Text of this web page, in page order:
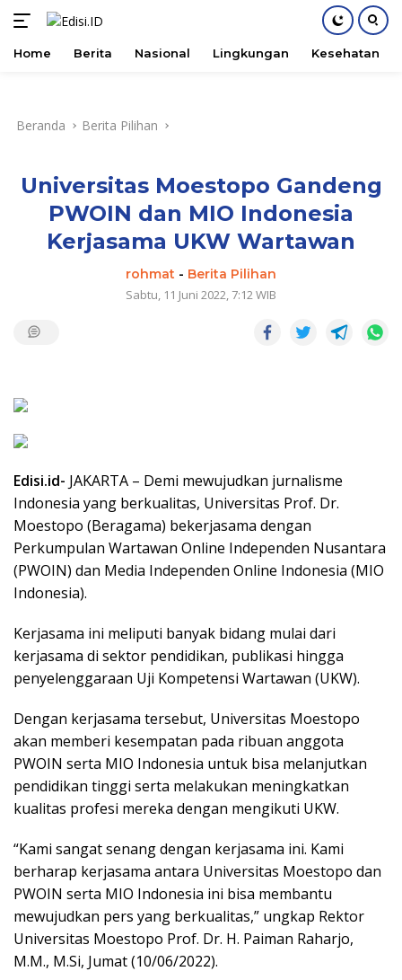
konten
Home Berita Nasional Lingkungan Kesehatan
Beranda Berita Pilihan
Universitas Moestopo Gandeng
PWOIN dan MIO Indonesia
Kerjasama UKW Wartawan
rohmat - Berita Pilihan
Sabtu, 11 Juni 2022, 7:12 WIB
Edisi.id- JAKARTA – Demi mewujudkan jurnalisme
Indonesia yang berkualitas, Universitas Prof. Dr.
Moestopo (Beragama) bekerjasama dengan
Perkumpulan Wartawan Online Independen Nusantara
(PWOIN) dan Media Independen Online Indonesia (MIO
Indonesia).
Kerjasama ini meliputi banyak bidang mulai dari
kerjasama di sektor pendidikan, publikasi hingga
penyelenggaraan Uji Kompetensi Wartawan (UKW).
Dengan kerjasama tersebut, Universitas Moestopo
akan memberi kesempatan pada ribuan anggota
PWOIN serta MIO Indonesia untuk bisa melanjutkan
pendidikan tinggi serta melakukan meningkatkan
kualitas profesi mereka dengan mengikuti UKW.
“Kami sangat senang dengan kerjasama ini. Kami
berharap kerjasama antara Universitas Moestopo dan
PWOIN serta MIO Indonesia ini bisa membantu
mewujudkan pers yang berkualitas,” ungkap Rektor
Universitas Moestopo Prof. Dr. H. Paiman Raharjo,
M.M., M.Si, Jumat (10/06/2022).